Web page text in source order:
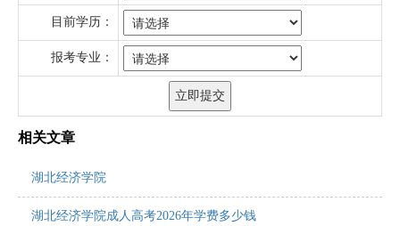
目前学历：
报考专业：
相关文章
湖北经济学院
湖北经济学院成人高考2026年学费多少钱